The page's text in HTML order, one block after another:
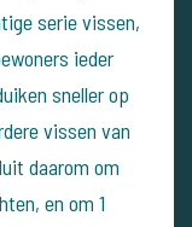
serie vissen,
ieder
sneller op
vissen van
daarom om
en om 1